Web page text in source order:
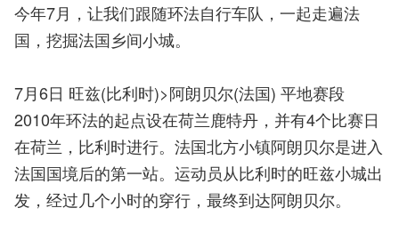
今年7月，让我们跟随环法自行车队，一起走遍法
国，挖掘法国乡间小城。
7月6日 旺兹(比利时)>阿朗贝尔(法国) 平地赛段
2010年环法的起点设在荷兰鹿特丹，并有4个比赛日
在荷兰，比利时进行。法国北方小镇阿朗贝尔是进入
法国国境后的第一站。运动员从比利时的旺兹小城出
发，经过几个小时的穿行，最终到达阿朗贝尔。